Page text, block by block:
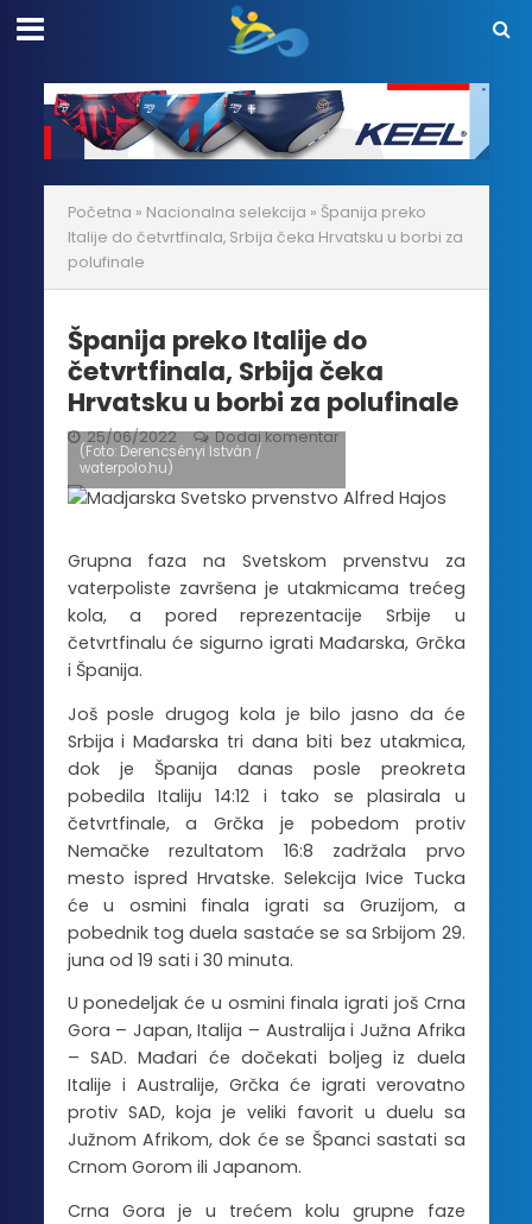
Početna » Nacionalna selekcija » Španija preko
Italije do četvrtfinala, Srbija čeka Hrvatsku u borbi za
polufinale
Španija preko Italije do
četvrtfinala, Srbija čeka
Hrvatsku u borbi za polufinale
25/06/2022 Dodaj komentar
(Foto: Derencsényi István /
waterpolo.hu)
Grupna faza na Svetskom prvenstvu za
vaterpoliste završena je utakmicama trećeg
kola, a pored reprezentacije Srbije u
četvrtfinalu će sigurno igrati Mađarska, Grčka
i Španija.
Još posle drugog kola je bilo jasno da će
Srbija i Mađarska tri dana biti bez utakmica,
dok je Španija danas posle preokreta
pobedila Italiju 14:12 i tako se plasirala u
četvrtfinale, a Grčka je pobedom protiv
Nemačke rezultatom 16:8 zadržala prvo
mesto ispred Hrvatske. Selekcija Ivice Tucka
će u osmini finala igrati sa Gruzijom, a
pobednik tog duela sastaće se sa Srbijom 29.
juna od 19 sati i 30 minuta.
U ponedeljak će u osmini finala igrati još Crna
Gora – Japan, Italija – Australija i Južna Afrika
– SAD. Mađari će dočekati boljeg iz duela
Italije i Australije, Grčka će igrati verovatno
protiv SAD, koja je veliki favorit u duelu sa
Južnom Afrikom, dok će se Španci sastati sa
Crnom Gorom ili Japanom.
Crna Gora je u trećem kolu grupne faze